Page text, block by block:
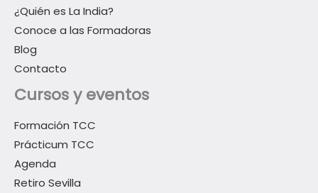
¿Quién es La India?
Conoce a las Formadoras
Blog
Contacto
Cursos y eventos
Formación TCC
Prácticum TCC
Agenda
Retiro Sevilla